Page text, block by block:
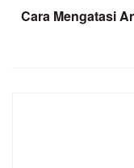
Cara Mengatasi